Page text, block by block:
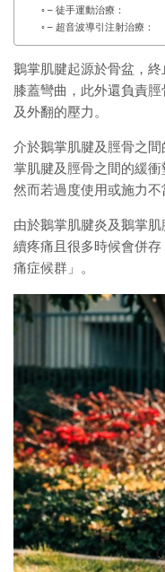
– 徒手運動治療：
– 超音波導引注射治療：
鵝掌肌腱起源於骨盆，終
膝蓋彎曲，此外還負責脛
及外翻的壓力。
介於鵝掌肌腱及脛骨之間
掌肌腱及脛骨之間的緩衝
然而若過度使用或施力不
由於鵝掌肌腱炎及鵝掌
續疼痛 且很多時候會併
痛症候群」。